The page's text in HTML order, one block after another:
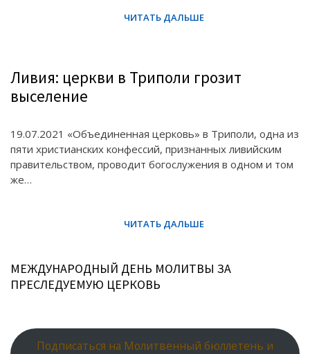
Ливия: церкви в Триполи грозит
выселение
19.07.2021 «Объединенная церковь» в Триполи, одна из
пяти христианских конфессий, признанных ливийским
правительством, проводит богослужения в одном и том
же…
МЕЖДУНАРОДНЫЙ ДЕНЬ МОЛИТВЫ ЗА
ПРЕСЛЕДУЕМУЮ ЦЕРКОВЬ
Подписаться на Молитвенный бюллетень и